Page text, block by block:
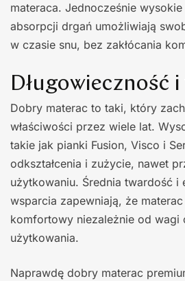
materaca. Jednocześnie wysokie
absorpcji drgań umożliwiają
w czasie snu, bez zakłócania
Długowieczność
Dobry materac to taki, który
właściwości przez wiele lat.
takie jak pianki Fusion, Visco i
odkształcenia i zużycie, nawet
użytkowaniu. Średnia twardość i
wsparcia zapewniają, że
komfortowy niezależnie od wagi
użytkowania.
Naprawdę dobry materac